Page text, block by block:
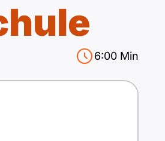
6:00 Min